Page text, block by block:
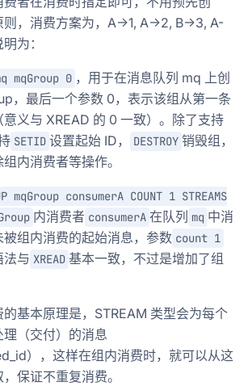
，消费方案为，A->1, A->2, B->3, A-
为：
mqGroup 0 ，用于在消息队列 mq 上创
，最后一个参数 0，表示该组从第一条
义与 XREAD 的 0 一致）。除了支持
SETID 设置起始 ID， DESTROY 销毁组，
内消费者等操作。
mqGroup consumerA COUNT 1 STREAMS
内消费者 consumerA 在队列 mq 中消
被组内消费的起始消息，参数 count 1
法与 XREAD 基本一致，不过是增加了组
基本原理是，STREAM 类型会为每个
（交付）的消息
），这样在组内消费时，就可以从这
保证不重复消费。